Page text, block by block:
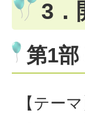
3．
第1部
【テー